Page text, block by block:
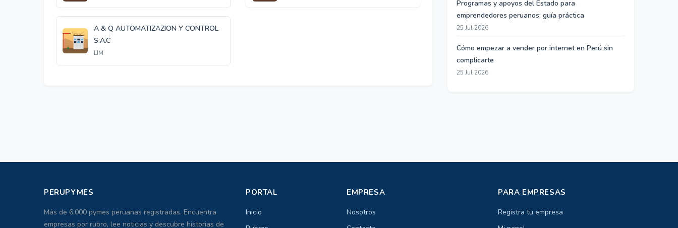
A & Q AUTOMATIZAZION Y CONTROL
S.A.C
LIM
Programas y apoyos del Estado para
emprendedores peruanos: guía práctica
25 Jul 2026
Cómo empezar a vender por internet en Perú sin
complicarte
25 Jul 2026
PERUPYMES
Más de 6,000 pymes peruanas registradas. Encuentra
empresas por rubro, lee noticias y descubre historias de
PORTAL
Inicio
EMPRESA
Nosotros
PARA EMPRESAS
Registra tu empresa